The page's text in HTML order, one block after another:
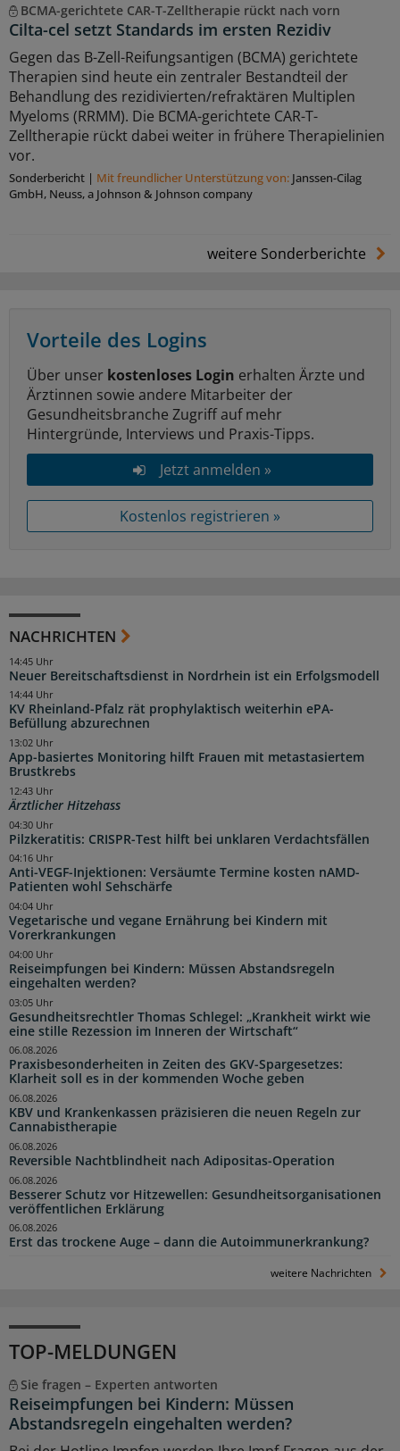
BCMA-gerichtete CAR-T-Zelltherapie rückt nach vorn
Cilta-cel setzt Standards im ersten Rezidiv
Gegen das B-Zell-Reifungsantigen (BCMA) gerichtete
Therapien sind heute ein zentraler Bestandteil der
Behandlung des rezidivierten/refraktären Multiplen
Myeloms (RRMM). Die BCMA-gerichtete CAR-T-
Zelltherapie rückt dabei weiter in frühere Therapielinien
vor.
Sonderbericht | Mit freundlicher Unterstützung von: Janssen-Cilag
GmbH, Neuss, a Johnson & Johnson company
weitere Sonderberichte
Vorteile des Logins
Über unser kostenloses Login erhalten Ärzte und
Ärztinnen sowie andere Mitarbeiter der
Gesundheitsbranche Zugriff auf mehr
Hintergründe, Interviews und Praxis-Tipps.
Jetzt anmelden »
Kostenlos registrieren »
NACHRICHTEN
Neuer Bereitschaftsdienst in Nordrhein ist ein Erfolgsmodell
14:45 Uhr
KV Rheinland-Pfalz rät prophylaktisch weiterhin ePA-
Befüllung abzurechnen
14:44 Uhr
App-basiertes Monitoring hilft Frauen mit metastasiertem
Brustkrebs
13:02 Uhr
Ärztlicher Hitzehass
12:43 Uhr
Pilzkeratitis: CRISPR-Test hilft bei unklaren Verdachtsfällen
04:30 Uhr
Anti-VEGF-Injektionen: Versäumte Termine kosten nAMD-
Patienten wohl Sehschärfe
04:16 Uhr
Vegetarische und vegane Ernährung bei Kindern mit
Vorerkrankungen
04:04 Uhr
Reiseimpfungen bei Kindern: Müssen Abstandsregeln
eingehalten werden?
04:00 Uhr
Gesundheitsrechtler Thomas Schlegel: „Krankheit wirkt wie
eine stille Rezession im Inneren der Wirtschaft“
03:05 Uhr
Praxisbesonderheiten in Zeiten des GKV-Spargesetzes:
Klarheit soll es in der kommenden Woche geben
06.08.2026
KBV und Krankenkassen präzisieren die neuen Regeln zur
Cannabistherapie
06.08.2026
Reversible Nachtblindheit nach Adipositas-Operation
06.08.2026
Besserer Schutz vor Hitzewellen: Gesundheitsorganisationen
veröffentlichen Erklärung
06.08.2026
Erst das trockene Auge – dann die Autoimmunerkrankung?
06.08.2026
weitere Nachrichten
TOP-MELDUNGEN
Sie fragen – Experten antworten
Reiseimpfungen bei Kindern: Müssen
Abstandsregeln eingehalten werden?